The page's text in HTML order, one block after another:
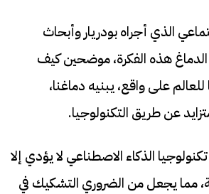
الذي أجراه بودريار وأبحاث
هذه الفكرة، موضحين كيف
على واقع، يبنيه دماغنا،
عن طريق التكنولوجيا.
الذكاء الاصطناعي لا يؤدي إلا
مما يجعل من الضروري التشكيك في